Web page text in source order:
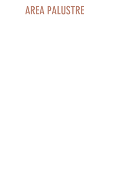
AREA PALUSTRE